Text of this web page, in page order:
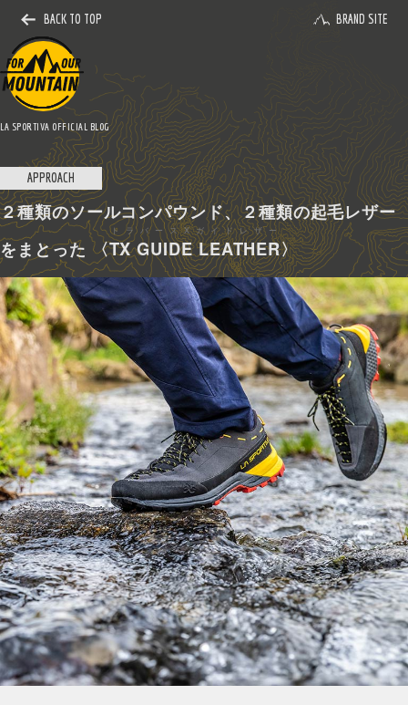
LA SPORTIVA OFFICIAL BLOG
BRAND SITE
BACK TO TOP
APPROACH
２種類のソールコンパウンド、２種類の起毛レザー
をまとった 〈TX GUIDE LEATHER
トラバースXガイドレザー
〉